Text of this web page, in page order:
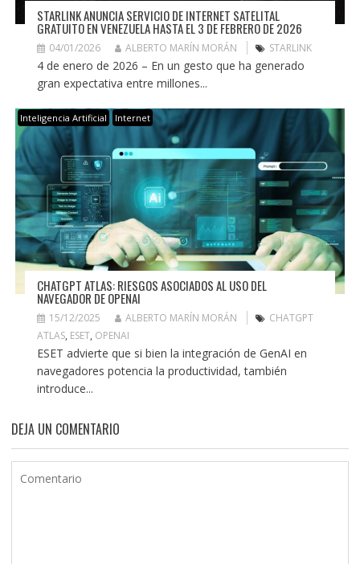
STARLINK ANUNCIA SERVICIO DE INTERNET SATELITAL
GRATUITO EN VENEZUELA HASTA EL 3 DE FEBRERO DE 2026
04/01/2026 ALBERTO MARÍN MORÁN STARLINK
4 de enero de 2026 – En un gesto que ha generado
gran expectativa entre millones...
Inteligencia Artificial Internet
CHATGPT ATLAS: RIESGOS ASOCIADOS AL USO DEL
NAVEGADOR DE OPENAI
15/12/2025 ALBERTO MARÍN MORÁN
CHATGPT
ATLAS, ESET, OPENAI
ESET advierte que si bien la integración de GenAI en
navegadores potencia la productividad, también
introduce...
DEJA UN COMENTARIO